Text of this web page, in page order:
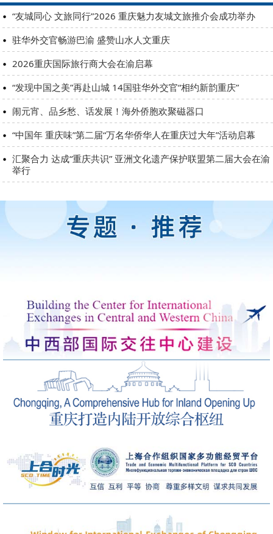
“友城同心 文旅同行”2026 重庆魅力友城文旅推介会成功举办
驻华外交官畅游巴渝 盛赞山水人文重庆
2026重庆国际旅行商大会在渝启幕
“发现中国之美”再赴山城 14国驻华外交官“相约新韵重庆”
闹元宵、品乡愁、话发展！海外侨胞欢聚磁器口
“中国年 重庆味”第二届“万名华侨华人在重庆过大年”活动启幕
汇聚合力 达成“重庆共识” 亚洲文化遗产保护联盟第二届大会在渝
举行